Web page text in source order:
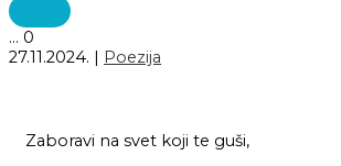
... 0
27.11.2024. | Poezija
Zaboravi na svet koji te guši,